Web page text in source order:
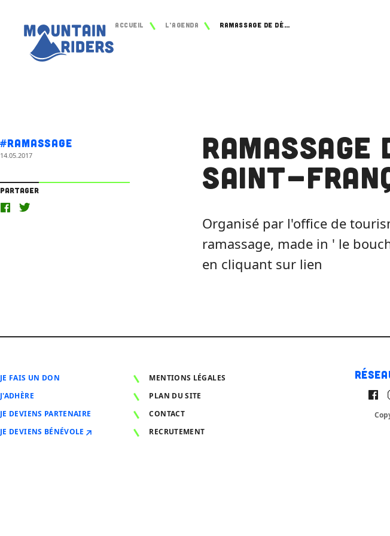
Accueil L’agenda Ramassage de déchets à Saint-François Longchamp
#Ramassage
14.05.2017
Partager
Saint-
Organisé par l'office de
ramassage, made in ' le
en cliquant sur lien
JE FAIS UN DON
J'ADHÈRE
JE DEVIENS PARTENAIRE
JE DEVIENS BÉNÉVOLE
MENTIONS LÉGALES
PLAN DU SITE
CONTACT
RECRUTEMENT